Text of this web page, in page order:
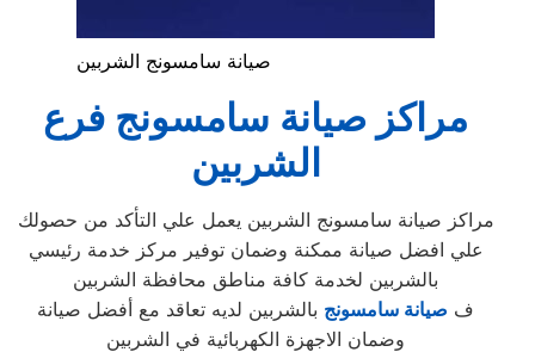
صيانة سامسونج الشربين
مراكز صيانة سامسونج فرع
الشربين
مراكز صيانة سامسونج الشربين يعمل علي التأكد من حصولك
علي افضل صيانة ممكنة وضمان توفير مركز خدمة رئيسي
بالشربين لخدمة كافة مناطق محافظة الشربين
ف صيانة سامسونج بالشربين لديه تعاقد مع أفضل صيانة
وضمان الاجهزة الكهربائية في الشربين